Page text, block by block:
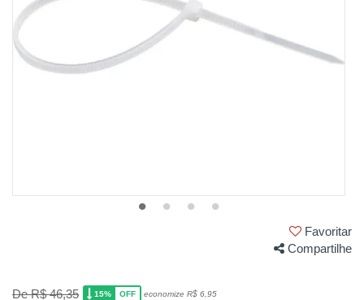
Favoritar
Compartilhe
De R$ 46,35 15% OFF economize R$ 6,95